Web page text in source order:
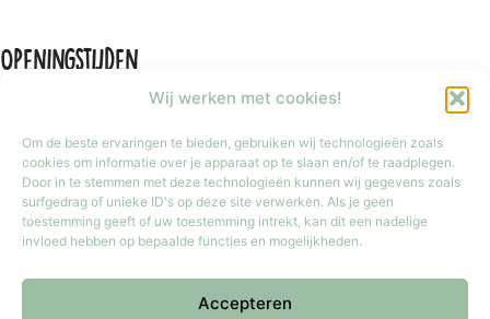
Wij werken met cookies!
Om de beste ervaringen te bieden, gebruiken wij technologieën zoals
cookies om informatie over je apparaat op te slaan en/of te raadplegen.
Door in te stemmen met deze technologieën kunnen wij gegevens zoals
surfgedrag of unieke ID's op deze site verwerken. Als je geen
toestemming geeft of uw toestemming intrekt, kan dit een nadelige
invloed hebben op bepaalde functies en mogelijkheden.
Accepteren
Openingstijden
Maandag
Gesloten
Dinsdag t/m vrijdag
9:30 tot 17:30
9:30 tot 17:00
Zondag